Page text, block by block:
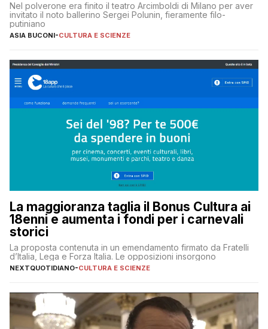
Nel polverone era finito il teatro Arcimboldi di Milano per aver
invitato il noto ballerino Sergei Polunin, fieramente filo-
putiniano
ASIA BUCONI-CULTURA E SCIENZE
La maggioranza taglia il Bonus Cultura ai
18enni e aumenta i fondi per i carnevali
storici
La proposta contenuta in un emendamento firmato da Fratelli
d’Italia, Lega e Forza Italia. Le opposizioni insorgono
NEXTQUOTIDIANO-CULTURA E SCIENZE